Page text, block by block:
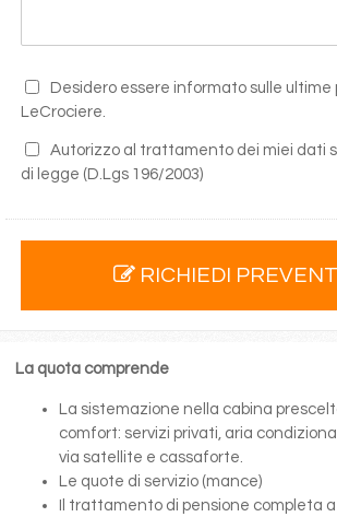
Desidero essere informato sulle ultime
LeCrociere.
Autorizzo al trattamento dei miei dati
di legge (D.Lgs 196/2003)
RICHIEDI
La quota comprende
La sistemazione nella cabina
comfort: servizi privati, aria
via satellite e cassaforte.
Le quote di servizio (mance)
Il trattamento di pensione completa